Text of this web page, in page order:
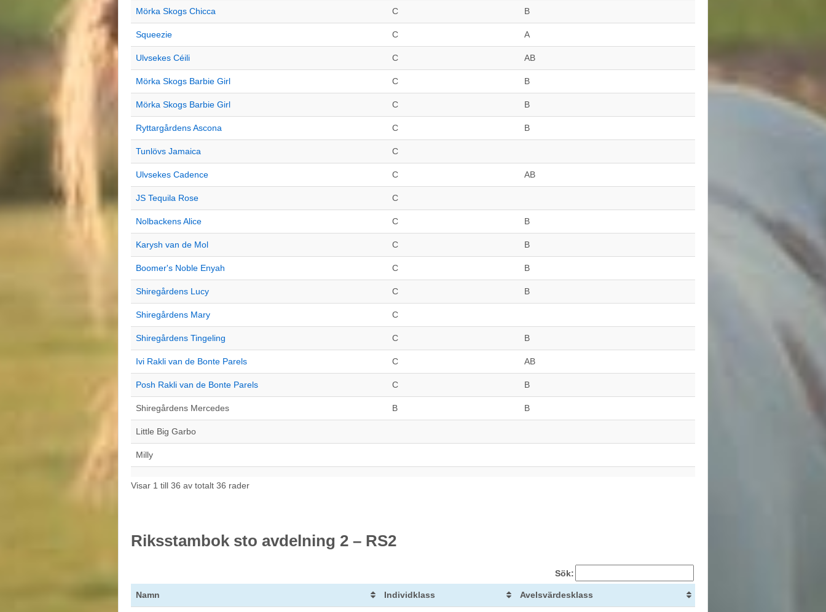
Mörka Skogs Chicca C B
Squeezie C A
Ulvsekes Céili C AB
Mörka Skogs Barbie Girl C B
Mörka Skogs Barbie Girl C B
Ryttargårdens Ascona C B
Tunlövs Jamaica C
Ulvsekes Cadence C AB
JS Tequila Rose C
Nolbackens Alice C B
Karysh van de Mol C B
Boomer's Noble Enyah C B
Shiregårdens Lucy C B
Shiregårdens Mary C
Shiregårdens Tingeling C B
Ivi Rakli van de Bonte Parels C AB
Posh Rakli van de Bonte Parels C B
Shiregårdens Mercedes B B
Little Big Garbo
Milly
Visar 1 till 36 av totalt 36 rader
Riksstambok sto avdelning 2 – RS2
Sök:
Namn Individklass Avelsvärdesklass